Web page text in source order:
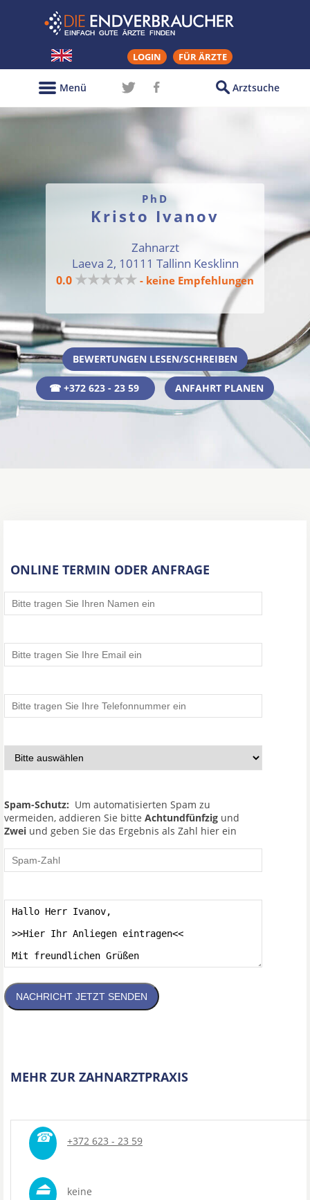
LOGIN FÜR ÄRZTE
Arztsuche
Menü
PhD
Kristo Ivanov
Zahnarzt
Laeva 2, 10111 Tallinn Kesklinn
0.0 ★★★★★ - keine Empfehlungen
BEWERTUNGEN LESEN/SCHREIBEN
☎ +372 623 - 23 59 ANFAHRT PLANEN
ONLINE TERMIN ODER ANFRAGE
Spam-Schutz: Um automatisierten Spam zu
vermeiden, addieren Sie bitte Achtundfünfzig und
Zwei und geben Sie das Ergebnis als Zahl hier ein
NACHRICHT JETZT SENDEN
MEHR ZUR ZAHNARZTPRAXIS
☎ +372 623 - 23 59
⏏
keine